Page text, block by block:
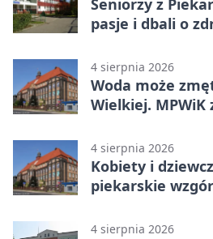
Seniorzy z
pasje i dbali o
4 sierpnia 2026
Woda może
Wielkiej.
4 sierpnia 2026
Kobiety i
piekarskie
4 sierpnia 2026